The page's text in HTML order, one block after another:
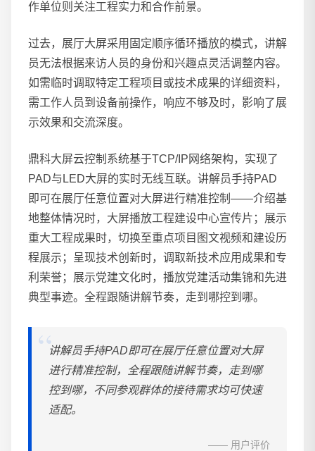
作单位则关注工程实力和合作前景。
过去，展厅大屏采用固定顺序循环播放的模式，讲解
员无法根据来访人员的身份和兴趣点灵活调整内容。
如需临时调取特定工程项目或技术成果的详细资料，
需工作人员到设备前操作，响应不够及时，影响了展
示效果和交流深度。
鼎科大屏云控制系统基于TCP/IP网络架构，实现了
PAD与LED大屏的实时无线互联。讲解员手持PAD
即可在展厅任意位置对大屏进行精准控制——介绍基
地整体情况时，大屏播放工程建设中心宣传片；展示
重大工程成果时，切换至重点项目图文视频和建设历
程展示；呈现技术创新时，调取新技术应用成果和专
利荣誉；展示党建文化时，播放党建活动集锦和先进
典型事迹。全程跟随讲解节奏，走到哪控到哪。
讲解员手持PAD即可在展厅任意位置对大屏
进行精准控制，全程跟随讲解节奏，走到哪
控到哪，不同参观群体的接待需求均可快速
适配。
—— 用户评价